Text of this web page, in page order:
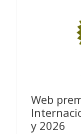
Web
y 2026